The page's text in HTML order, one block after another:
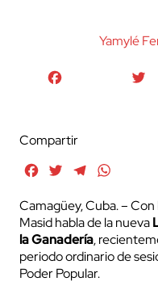
Yamylé
Compartir
FacebookTwitterTelegram
Camagüey, Cuba. –
Masid habla de la nueva
la Ganadería,
periodo ordinario de
Poder Popular.